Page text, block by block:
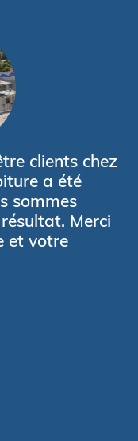
clients chez
a été
sommes
Merci
et votre